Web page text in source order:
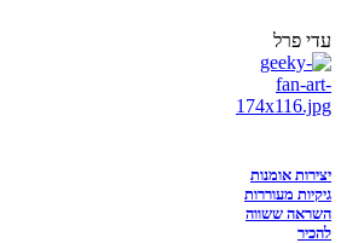
עדי פרל
יצירות אומנות
גיקיות מעוררות
השראה ששווה
להכיר